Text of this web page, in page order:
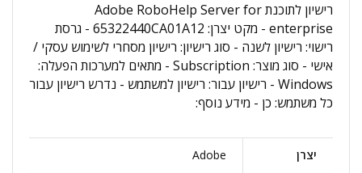
רישיון לתוכנת Adobe RoboHelp Server for
enterprise - מקט יצרן: 65322440CA01A12 - גרסת
רישוי: רישיון לשנה - סוג רישיון: רישיון מסחרי לשימוש עסקי /
אישי - סוג מוצר: Subscription - מתאים למערכות הפעלה:
Windows - רישיון עבור: רישיון למשתמש - נדרש רישיון עבור
כל משתמש: כן - מידע נוסף:
יצרן Adobe